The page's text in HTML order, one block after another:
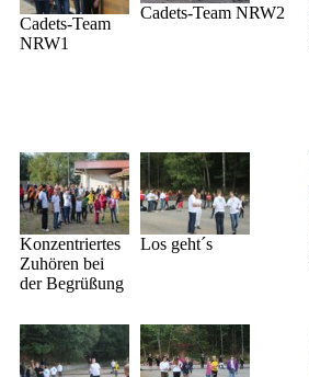
Cadets-Team
NRW1
Cadets-Team NRW2
Konzentriertes
Zuhören bei
der Begrüßung
Los geht´s